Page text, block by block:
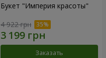
Букет "Империя красоты"
4 922 грн
Заказать